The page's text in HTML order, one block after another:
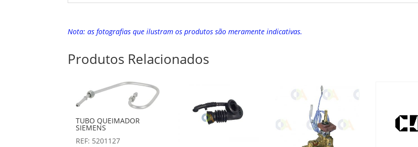
Nota: as fotografias que ilustram os produtos são meramente indicativas.
Produtos Relacionados
TUBO QUEIMADOR
SIEMENS
REF: 5201127